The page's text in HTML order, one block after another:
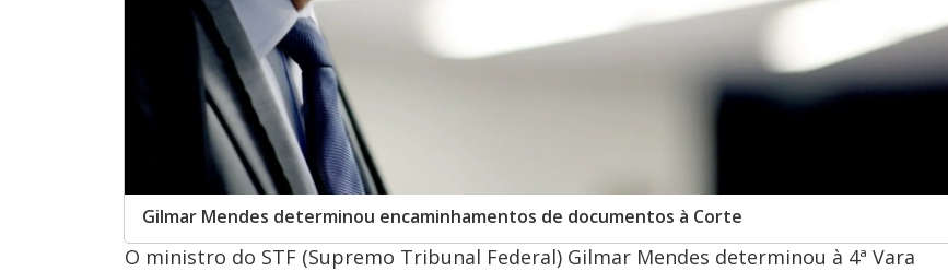
Gilmar Mendes determinou encaminhamentos de documentos à Corte
O ministro do STF (Supremo Tribunal Federal) Gilmar Mendes determinou à 4ª Vara